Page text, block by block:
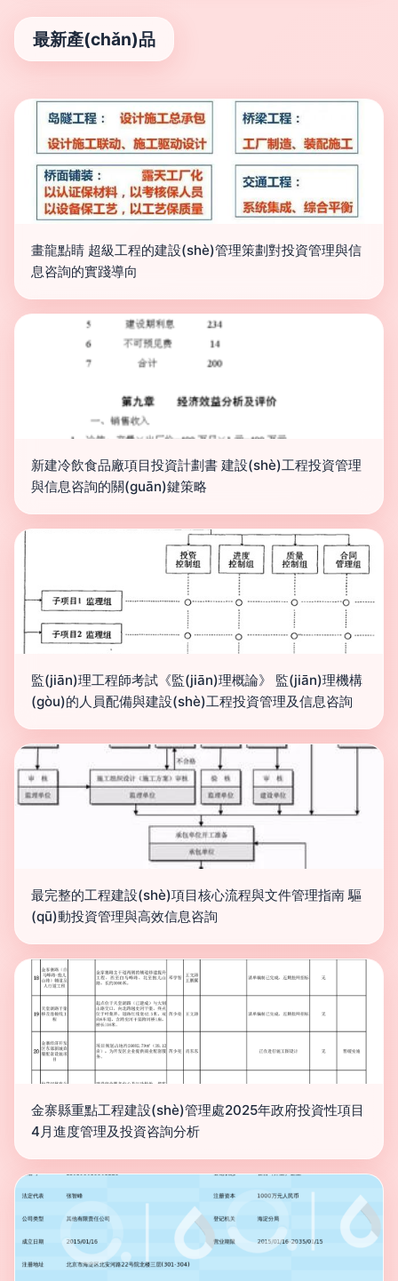
最新產(chǎn)品
畫龍點睛 超級工程的建設(shè)管理策劃對投資管理與信
息咨詢的實踐導向
新建冷飲食品廠項目投資計劃書 建設(shè)工程投資管理
與信息咨詢的關(guān)鍵策略
監(jiān)理工程師考試《監(jiān)理概論》 監(jiān)理機構
(gòu)的人員配備與建設(shè)工程投資管理及信息咨詢
最完整的工程建設(shè)項目核心流程與文件管理指南 驅
(qū)動投資管理與高效信息咨詢
金寨縣重點工程建設(shè)管理處2025年政府投資性項目
4月進度管理及投資咨詢分析